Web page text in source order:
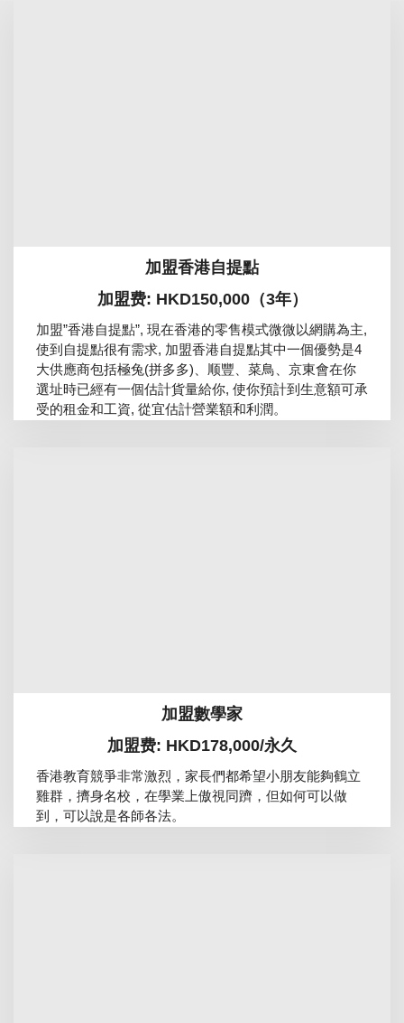
加盟香港自提點
加盟费: HKD150,000（3年）
加盟”香港自提點”, 現在香港的零售模式微微以網購為主,
使到自提點很有需求, 加盟香港自提點其中一個優勢是4
大供應商包括極兔(拼多多)、顺豐、菜鳥、京東會在你
選址時已經有一個估計貨量給你, 使你預計到生意額可承
受的租金和工資, 從宜估計營業額和利潤。
加盟數學家
加盟费: HKD178,000/永久
香港教育競爭非常激烈，家長們都希望小朋友能夠鶴立
雞群，擠身名校，在學業上傲視同躋，但如何可以做
到，可以說是各師各法。